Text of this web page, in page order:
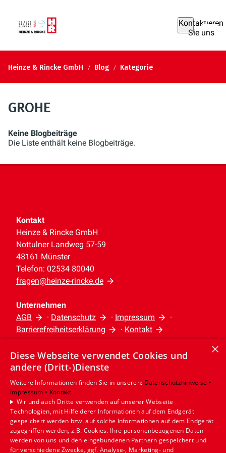
Kontaktieren
Sie uns
Heinze & Rincke GmbH Blog Kategorie
GROHE
Keine Blogbeiträge
Die Liste enthält keine Blogbeiträge.
Kontakt
Heinze & Rincke GmbH
Nottulner Landweg 57-59
48161 Münster
Telefon: 02534 80040
fragen@heinze-rincke.de
Unternehmen
AGB
· Datenschutz · Impressum
·
Barrierefreiheitserklärung
· Kontakt
Leistungen
Privatkunden
Gewerbekunden
Karriere
Unternehmen
Standort
Münster
×
Diese Webseite verwendet Cookies und
andere (Dritt-)Dienste
Weitere Informationen finden Sie in unseren: Datenschutzhinweise •
Impressum • Kontakt
Wir und auch Dritte verwenden auf unserer Webseite
Technologien, mit Hilfe derer Informationen auf dem Endgerät
gespeichert werden bzw. auf solche Informationen auf dem Endgerät
zugegriffen werden, z.B. Cookies. Ihre personenbezogenen Daten
werden von uns und den eingebundenen Partnern gespeichert und
für verschiedene Zwecke, ggf. Analyse-, Marketing- und